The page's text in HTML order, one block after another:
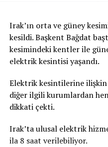
Irak’ın orta ve güney
kesildi. Başkent Bağdat
kesimindeki kentler ile
elektrik kesintisi yaşandı.
Elektrik kesintilerine ilişkin
diğer ilgili kurumlardan
dikkati çekti.
Irak’ta ulusal elektrik
ila 8 saat verilebiliyor.